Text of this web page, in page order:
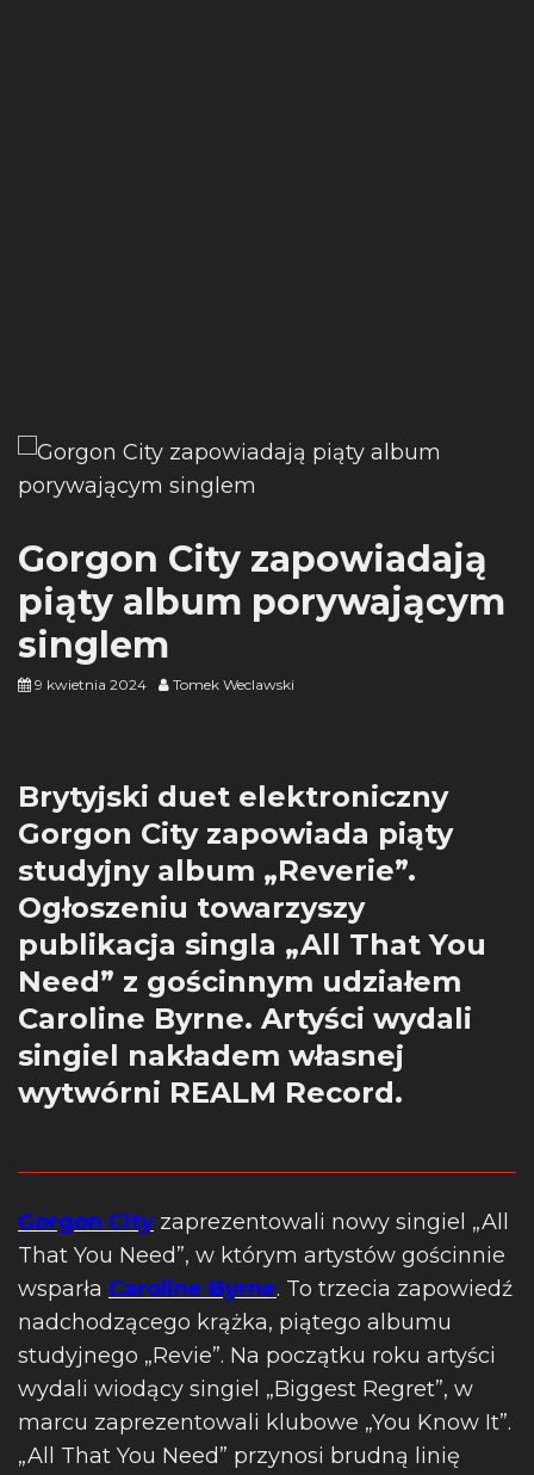
Gorgon City zapowiadają
piąty album porywającym
singlem
9 kwietnia 2024 Tomek Weclawski
Brytyjski duet elektroniczny
Gorgon City zapowiada piąty
studyjny album „Reverie”.
Ogłoszeniu towarzyszy
publikacja singla „All That You
Need” z gościnnym udziałem
Caroline Byrne. Artyści wydali
singiel nakładem własnej
wytwórni REALM Record.
Gorgon City zaprezentowali nowy singiel „All
That You Need”, w którym artystów gościnnie
wsparła Caroline Byrne. To trzecia zapowiedź
nadchodzącego krążka, piątego albumu
studyjnego „Revie”. Na początku roku artyści
wydali wiodący singiel „Biggest Regret”, w
marcu zaprezentowali klubowe „You Know It”.
„All That You Need” przynosi brudną linię